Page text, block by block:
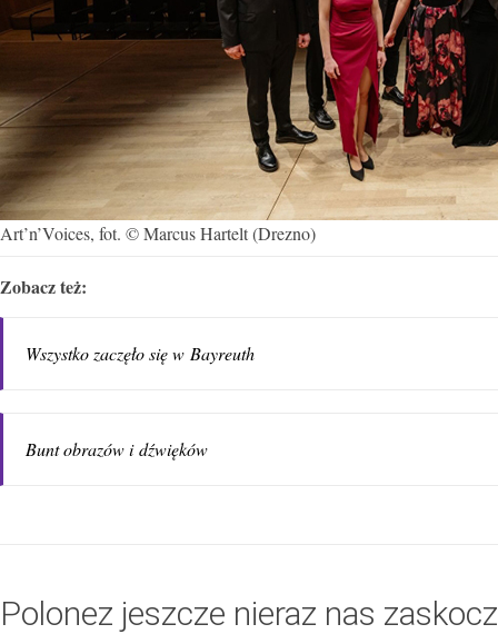
Art’n’Voices, fot. © Marcus Hartelt (Drezno)
Zobacz też:
Wszystko zaczęło się w Bayreuth
Bunt obrazów i dźwięków
Polonez jeszcze nieraz nas